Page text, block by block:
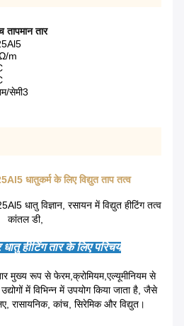
तापमान तार
m
सेमी3
धातुकर्म के लिए विद्युत ताप तत्व
धातु विज्ञान, रसायन में विद्युत हीटिंग तत्व
कांतल डी,
हीटिंग तार के लिए परिचय
मुख्य रूप से फेरम,क्रोमियम,एल्यूमीनियम से
में विभिन्न में उपयोग किया जाता है, जैसे
रासायनिक, कांच, सिरेमिक और विद्युत।